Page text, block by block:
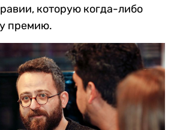
которую когда-либо
премию.